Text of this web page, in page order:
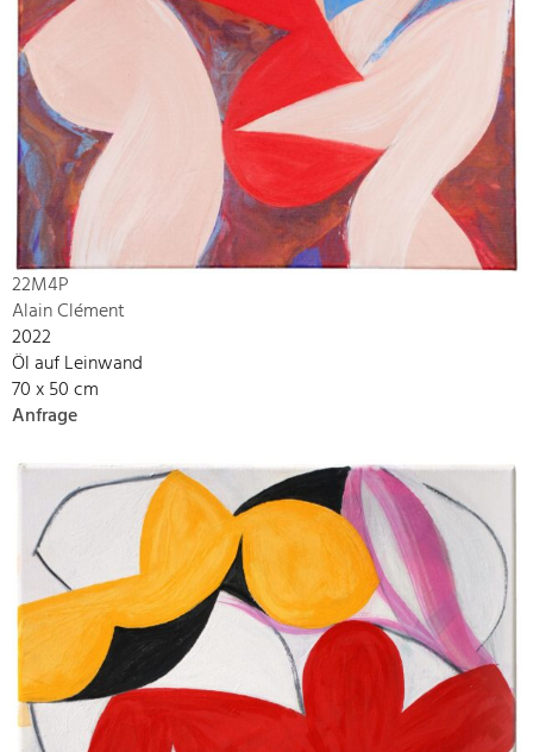
22M4P
Alain Clément
2022
Öl auf Leinwand
70 x 50 cm
Anfrage